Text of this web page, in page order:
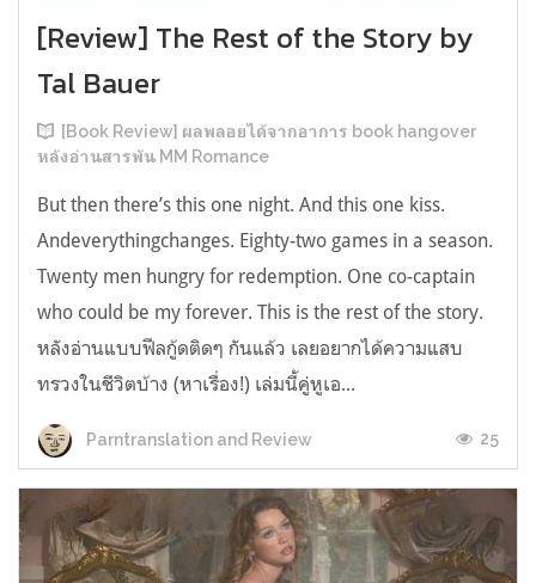
[Review] The Rest of the Story by
Tal Bauer
[Book Review] ผลพลอยได้จากอาการ book hangover
หลังอ่านสารพัน MM Romance
But then there’s this one night. And this one kiss.
Andeverythingchanges. Eighty-two games in a season.
Twenty men hungry for redemption. One co-captain
who could be my forever. This is the rest of the story.
หลังอ่านแบบฟีลกู้ดติดๆ กันแล้ว เลยอยากได้ความแสบ
ทรวงในชีวิตบ้าง (หาเรื่อง!) เล่มนี้คู่หูเอ...
Parntranslation and Review 25